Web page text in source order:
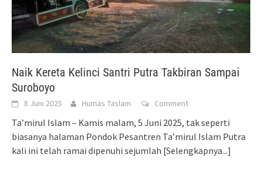
Naik Kereta Kelinci Santri Putra Takbiran Sampai
Suroboyo
8 Juni 2025 Humas Taslam Comment
Ta’mirul Islam – Kamis malam, 5 Juni 2025, tak seperti
biasanya halaman Pondok Pesantren Ta’mirul Islam Putra
kali ini telah ramai dipenuhi sejumlah [Selengkapnya...]